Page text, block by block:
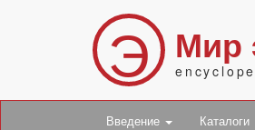
Э Мир
Введение Каталоги